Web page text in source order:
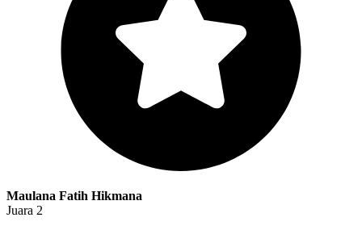
Maulana Fatih Hikmana
Juara 2